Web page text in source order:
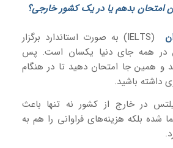
امتحان بدهم یا در یک کشور خارجی؟
(IELTS) به صورت استاندارد برگزار
در همه جای دنیا یکسان است. پس
و همین جا امتحان دهید تا در هنگام
داشته باشید.
در خارج از کشور نه تنها باعث
بلکه هزینه‌های فراوانی را هم به